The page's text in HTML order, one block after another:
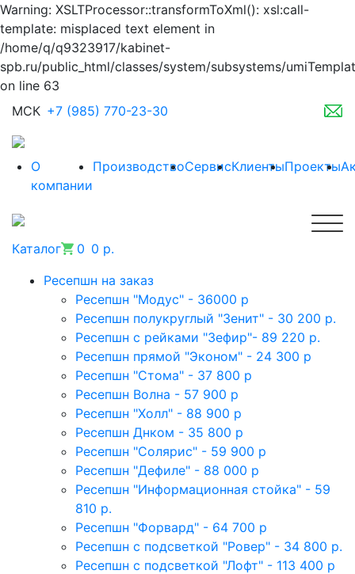
Warning: XSLTProcessor::transformToXml(): xsl:call-
template: misplaced text element in
/home/q/q9323917/kabinet-
spb.ru/public_html/classes/system/subsystems/
on line 63
МСК +7 (985) 770-23-30
О
компании
ПроизводствоСервисКлиентыПроекты
Каталог 0 0 р.
Ресепшн на заказ
Ресепшн "Модус" - 36000 р
Ресепшн полукруглый "Зенит" - 30 200 р.
Ресепшн с рейками "Зефир"- 89 220 р.
Ресепшн прямой "Эконом" - 24 300 р
Ресепшн "Стома" - 37 800 р
Ресепшн Волна - 57 900 р
Ресепшн "Холл" - 88 900 р
Ресепшн Днком - 35 800 р
Ресепшн "Солярис" - 59 900 р
Ресепшн "Дефиле" - 88 000 р
Ресепшн "Информационная стойка" - 59
810 р.
Ресепшн "Форвард" - 64 700 р
Ресепшн с подсветкой "Ровер" - 34 800 р.
Ресепшн с подсветкой "Лофт" - 113 400 р